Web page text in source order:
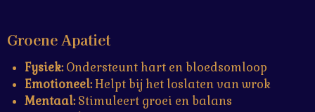
Groene Apatiet
Fysiek:Ondersteunt hart en bloedsomloop
Emotioneel:Helpt bij het loslaten van wrok
Mentaal:Stimuleert groei en balans